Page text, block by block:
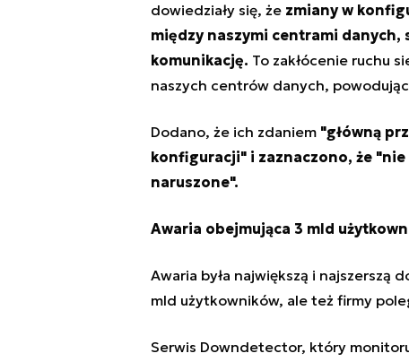
dowiedziały się, że zmiany w
między naszymi centrami danych,
komunikację. To zakłócenie ruchu
naszych centrów danych,
Dodano, że ich zdaniem "główną
konfiguracji" i zaznaczono, że
naruszone".
Awaria obejmująca 3 mld
Awaria była największą i najszerszą
mld użytkowników, ale też firmy
Serwis Downdetector, który